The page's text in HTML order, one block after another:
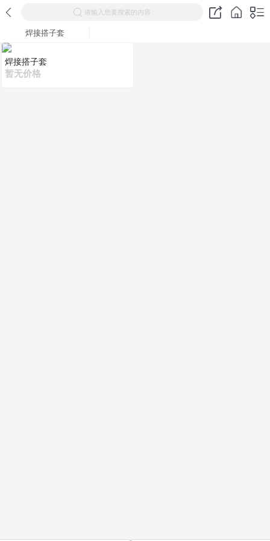
请输入您要搜索的内容
焊接搭子套
焊接搭子套
暂无价格